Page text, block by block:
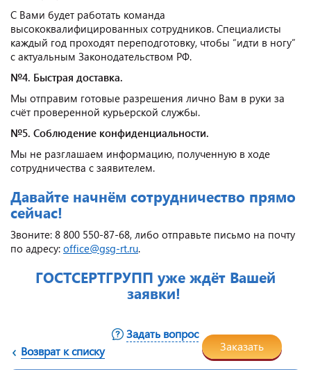
С Вами будет работать команда
высококвалифицированных сотрудников. Специалисты
каждый год проходят переподготовку, чтобы “идти в ногу”
с актуальным Законодательством РФ.
№4. Быстрая доставка.
Мы отправим готовые разрешения лично Вам в руки за
счёт проверенной курьерской службы.
№5. Соблюдение конфиденциальности.
Мы не разглашаем информацию, полученную в ходе
сотрудничества с заявителем.
Давайте начнём сотрудничество прямо
сейчас!
Звоните: 8 800 550-87-68, либо отправьте письмо на почту
по адресу: office@gsg-rt.ru.
ГОСТСЕРТГРУПП уже ждёт Вашей
заявки!
Возврат к списку
Задать вопрос
Заказать